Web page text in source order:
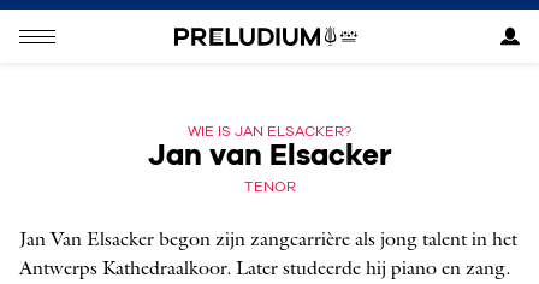
WIE IS JAN ELSACKER?
Jan van Elsacker
TENOR
Jan Van Elsacker ­begon zijn zangcarrière als jong talent in het
Antwerps Kathedraalkoor. Later studeerde hij ­piano en zang.